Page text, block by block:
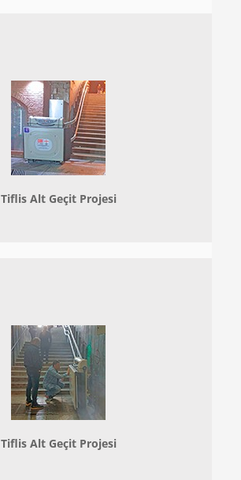
Tiflis Alt Geçit Projesi
Tiflis Alt Geçit Projesi